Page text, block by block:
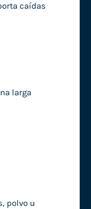
caídas
larga
polvo u